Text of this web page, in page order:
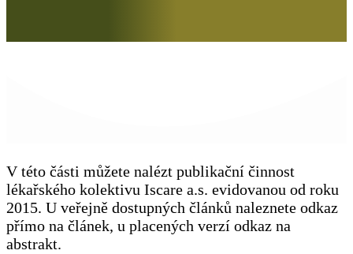
V této části můžete nalézt publikační činnost
lékařského kolektivu Iscare a.s. evidovanou od roku
2015. U veřejně dostupných článků naleznete odkaz
přímo na článek, u placených verzí odkaz na
abstrakt.